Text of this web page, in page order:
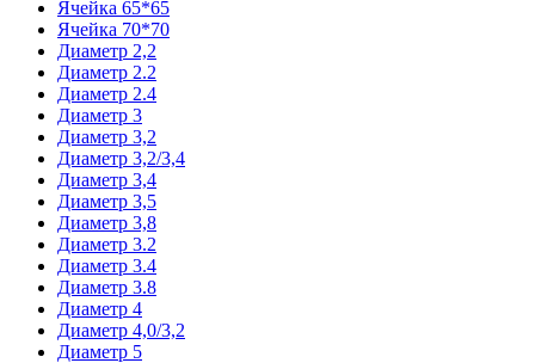
Ячейка 65*65
Ячейка 70*70
Диаметр 2,2
Диаметр 2.2
Диаметр 2.4
Диаметр 3
Диаметр 3,2
Диаметр 3,2/3,4
Диаметр 3,4
Диаметр 3,5
Диаметр 3,8
Диаметр 3.2
Диаметр 3.4
Диаметр 3.8
Диаметр 4
Диаметр 4,0/3,2
Диаметр 5